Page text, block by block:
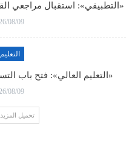
«التطبيقي»: استقبال مراجعي
08/09
«التعليم العالي»: فتح باب
08/09
تحميل المزيد